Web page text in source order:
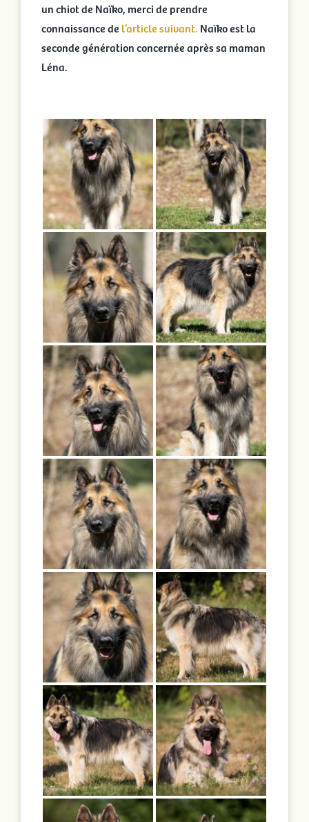
un chiot de Naïko, merci de prendre
connaissance de l’article suivant. Naïko est la
seconde génération concernée après sa maman
Léna.